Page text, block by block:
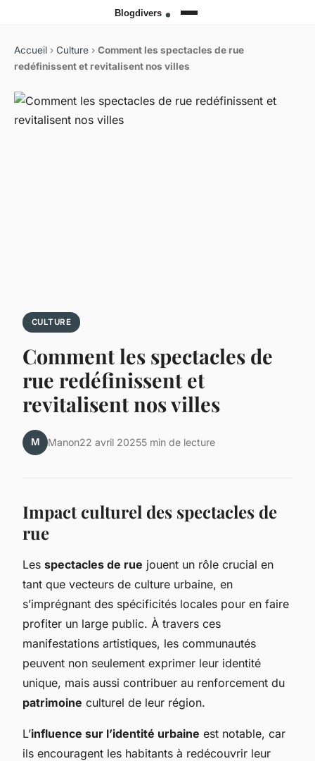
Accueil › Culture › Comment les spectacles de rue
redéfinissent et revitalisent nos villes
CULTURE
Comment les spectacles de
rue redéfinissent et
revitalisent nos villes
M Manon22 avril 20255 min de lecture
Impact culturel des spectacles de
rue
Les spectacles de rue jouent un rôle crucial en
tant que vecteurs de culture urbaine, en
s’imprégnant des spécificités locales pour en faire
profiter un large public. À travers ces
manifestations artistiques, les communautés
peuvent non seulement exprimer leur identité
unique, mais aussi contribuer au renforcement du
patrimoine culturel de leur région.
L’influence sur l’identité urbaine est notable, car
ils encouragent les habitants à redécouvrir leur